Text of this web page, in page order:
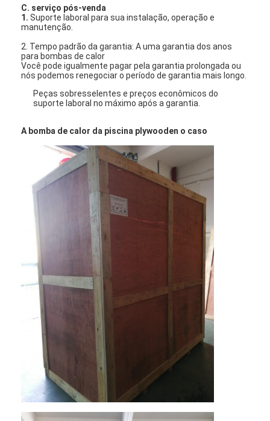
bomba de calor do nascente de água
Bomba de calor de Hydronic
bomba de calor da piscina
bomba de calor de alta temperatura
bomba centrífuga de vários estágios
bomba centrífuga vertical
bomba centrífuga horizontal
Peças da bomba da pasta
C. serviço pós-venda
1.Suporte laboral para sua instalação, operação e
manutenção.
2. Tempo padrão da garantia: A uma garantia dos anos
para bombas de calor
Você pode igualmente pagar pela garantia prolongada ou
nós podemos renegociar o período de garantia mais longo.
Peças sobresselentes e preços econômicos do
suporte laboral no máximo após a garantia.
A bomba de calor da piscina plywooden o caso